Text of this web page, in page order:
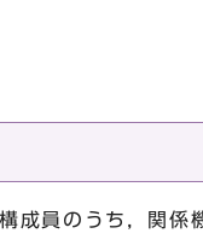
成員のうち，関係